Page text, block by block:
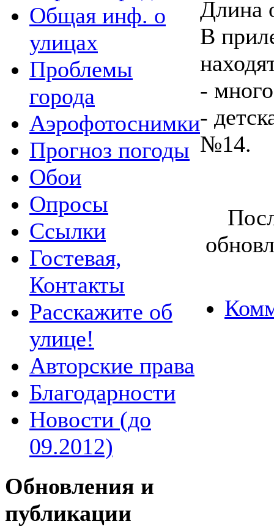
Общая инф. о
улицах
Проблемы
города
Аэрофотоснимки
Прогноз погоды
Обои
Опросы
Ссылки
Гостевая,
Контакты
Расскажите об
улице!
Авторские права
Благодарности
Новости (до
09.2012)
Обновления и
публикации
Длина
В
-
-
№14.